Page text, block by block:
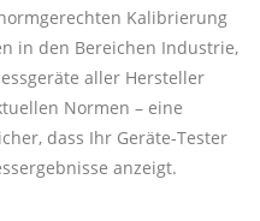
Kalibrierung
in den Bereichen Industrie,
aller Hersteller
Normen – eine
dass Ihr Geräte-Tester
anzeigt.